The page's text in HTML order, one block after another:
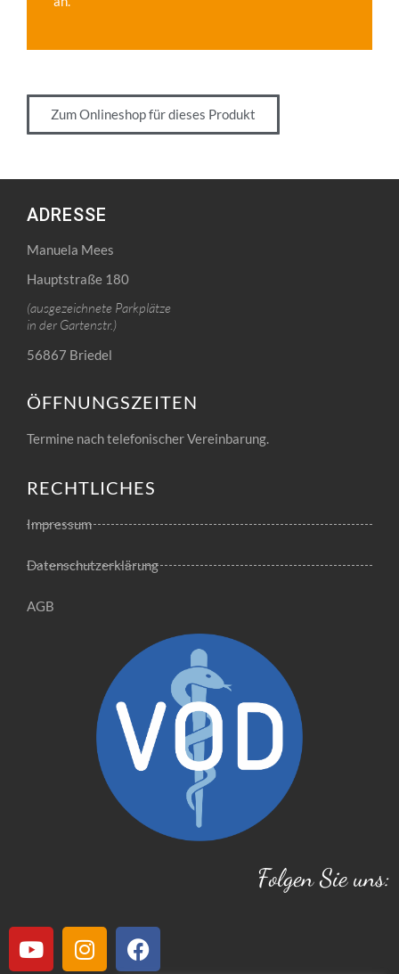
Zum Onlineshop für dieses Produkt
ADRESSE
Manuela Mees
Hauptstraße 180
(ausgezeichnete Parkplätze
in der Gartenstr.)
56867 Briedel
ÖFFNUNGSZEITEN
Termine nach telefonischer Vereinbarung.
RECHTLICHES
Impressum
Datenschutzerklärung
AGB
Folgen Sie uns: